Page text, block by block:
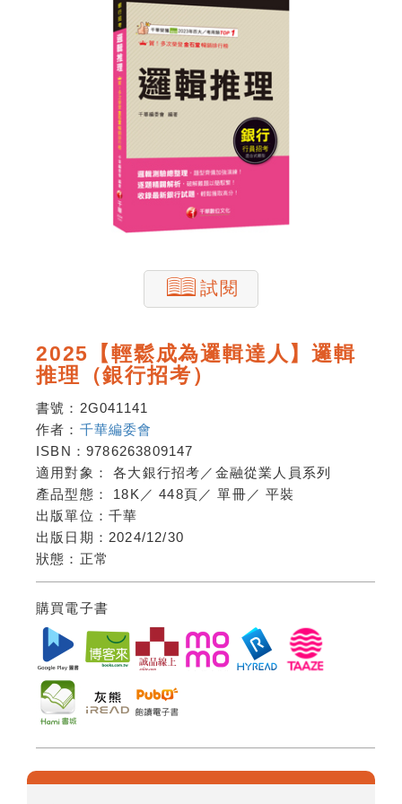
試閱
2025【輕鬆成為邏輯達人】邏輯
推理（銀行招考）
書號： 2G041141
作者： 千華編委會
ISBN： 9786263809147
適用對象：各大銀行招考／金融從業人員系列
產品型態： 18K ／448頁 ／單冊 ／平裝
出版單位： 千華
出版日期： 2024/12/30
狀態： 正常
購買電子書